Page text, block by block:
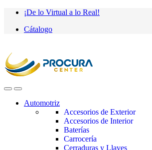
Saltar
navegación
saltar
contenido
¡De lo Virtual a lo Real!
Cátalogo
Automotriz
Accesorios de Exterior
Accesorios de Interior
Baterías
Carrocería
Cerraduras y Llaves